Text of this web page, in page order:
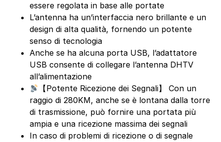
essere regolata in base alle portate
L’antenna ha un’interfaccia nero brillante e un
design di alta qualità, fornendo un potente
senso di tecnologia
Anche se ha alcuna porta USB, l’adattatore
USB consente di collegare l’antenna DHTV
all’alimentazione
【Potente Ricezione dei Segnali】 Con un
raggio di 280KM, anche se è lontana dalla torre
di trasmissione, può fornire una portata più
ampia e una ricezione massima dei segnali
In caso di problemi di ricezione o di segnale